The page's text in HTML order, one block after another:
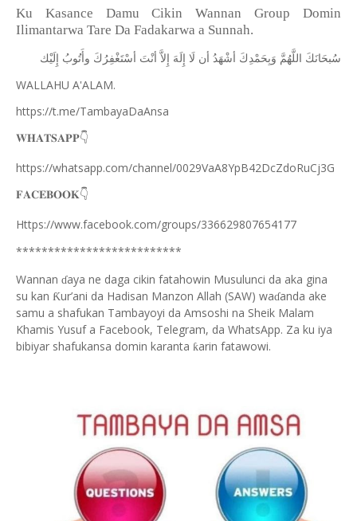
Ku Kasance Damu Cikin Wannan Group Domin
Ilimantarwa Tare Da Fadakarwa a Sunnah.
ﺳُﺒﺤَﺎﻧَﻚَ ﺍﻟﻠَّﻬُﻢَّ ﻭَﺑِﺤَﻤْﺪِﻙَ ﺃﺷْﻬَﺪُ ﺃﻥ ﻟَﺎ ﺇِﻟَﻪَ ﺇِﻻَّ ﺃﻧْﺖَ ﺃﺳْﺘَﻐْﻔِﺮُﻙَ ﻭﺃَﺗُﻮﺏُ ﺇِﻟَﻴْﻚ
WALLAHU A'ALAM.
https://t.me/TambayaDaAnsa
𝐖𝐇𝐀𝐓𝐒𝐀𝐏𝐏👇
https://whatsapp.com/channel/0029VaA8YpB42DcZdoRuCj3G
𝐅𝐀𝐂𝐄𝐁𝐎𝐎𝐊👇
Https://www.facebook.com/groups/336629807654177
**************************
Wannan ɗaya ne daga cikin fatahowin Musulunci da aka gina
su kan Ƙur’ani da Hadisan Manzon Allah (SAW) waɗanda ake
samu a shafukan Tambayoyi da Amsoshi na Sheik Malam
Khamis Yusuf a Facebook, Telegram, da WhatsApp. Za ku iya
bibiyar shafukansa domin karanta ƙarin fatawowi.